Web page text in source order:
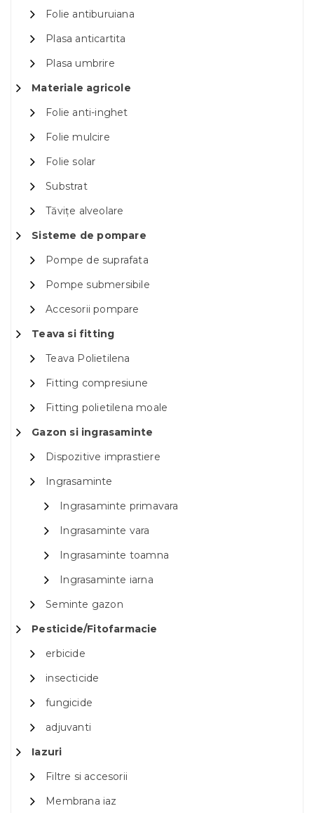
Folie antiburuiana
Plasa anticartita
Plasa umbrire
Materiale agricole
Folie anti-inghet
Folie mulcire
Folie solar
Substrat
Tăvițe alveolare
Sisteme de pompare
Pompe de suprafata
Pompe submersibile
Accesorii pompare
Teava si fitting
Teava Polietilena
Fitting compresiune
Fitting polietilena moale
Gazon si ingrasaminte
Dispozitive imprastiere
Ingrasaminte
Ingrasaminte primavara
Ingrasaminte vara
Ingrasaminte toamna
Ingrasaminte iarna
Seminte gazon
Pesticide/Fitofarmacie
erbicide
insecticide
fungicide
adjuvanti
Iazuri
Filtre si accesorii
Membrana iaz